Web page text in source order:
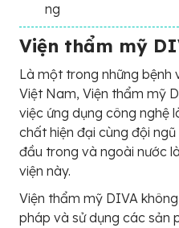
ng
Viện thẩm mỹ
Là một trong những bệnh
Việt Nam, Viện thẩm mỹ
việc ứng dụng công nghệ
chất hiện đại cùng đội
đầu trong và ngoài nước
viện này.
Viện thẩm mỹ DIVA
pháp và sử dụng các sản